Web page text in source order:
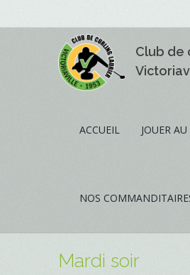
Club de
ACCUEIL JOUER
NOS
Mardi soir